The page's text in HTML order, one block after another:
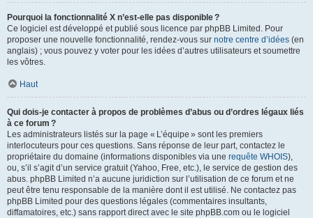
Pourquoi la fonctionnalité X n’est-elle pas disponible ?
Ce logiciel est développé et publié sous licence par phpBB Limited. Pour
proposer une nouvelle fonctionnalité, rendez-vous sur notre centre d’idées (en
anglais) ; vous pouvez y voter pour les idées d’autres utilisateurs et soumettre
les vôtres.
Haut
Qui dois-je contacter à propos de problèmes d’abus ou d’ordres légaux liés
à ce forum ?
Les administrateurs listés sur la page « L’équipe » sont les premiers
interlocuteurs pour ces questions. Sans réponse de leur part, contactez le
propriétaire du domaine (informations disponibles via une requête WHOIS),
ou, s’il s’agit d’un service gratuit (Yahoo, Free, etc.), le service de gestion des
abus. phpBB Limited n’a aucune juridiction sur l’utilisation de ce forum et ne
peut être tenu responsable de la manière dont il est utilisé. Ne contactez pas
phpBB Limited pour des questions légales (commentaires insultants,
diffamatoires, etc.) sans rapport direct avec le site phpBB.com ou le logiciel